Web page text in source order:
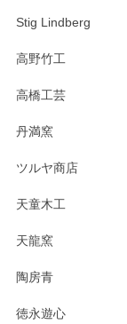
Stig Lindberg
高野竹工
高橋工芸
丹満窯
ツルヤ商店
天童木工
天龍窯
陶房青
徳永遊心